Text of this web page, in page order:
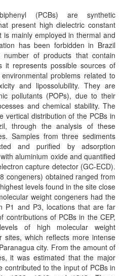
(PCBs) are synthetic
present high dielectric constant
mainly employed in thermal and
has been forbidden in Brazil
of products that contain
it represents possible sources of
problems related to
and lipossolubility. They are
pollutants (POPs), due to their
and chemical stability. The
vertical distribution of the PCBs in
through the analysis of these
Samples from three sediments
and purified by adsorption
aluminium oxide and quantified
capture detector (GC-ECD).
congeners) obtained ranged from
levels found in the site close
weight congeners had the
P1 and P3, locations that are far
contributions of PCBs in the CEP,
of high molecular weight
sites, which reflects more intense
city. From the amount of
it was estimated that the major
contributed to the input of PCBs in